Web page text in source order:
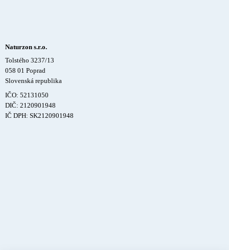
Naturzon s.r.o.
Tolstého 3237/13
058 01 Poprad
Slovenská republika
IČO: 52131050
DIČ: 2120901948
IČ DPH: SK2120901948